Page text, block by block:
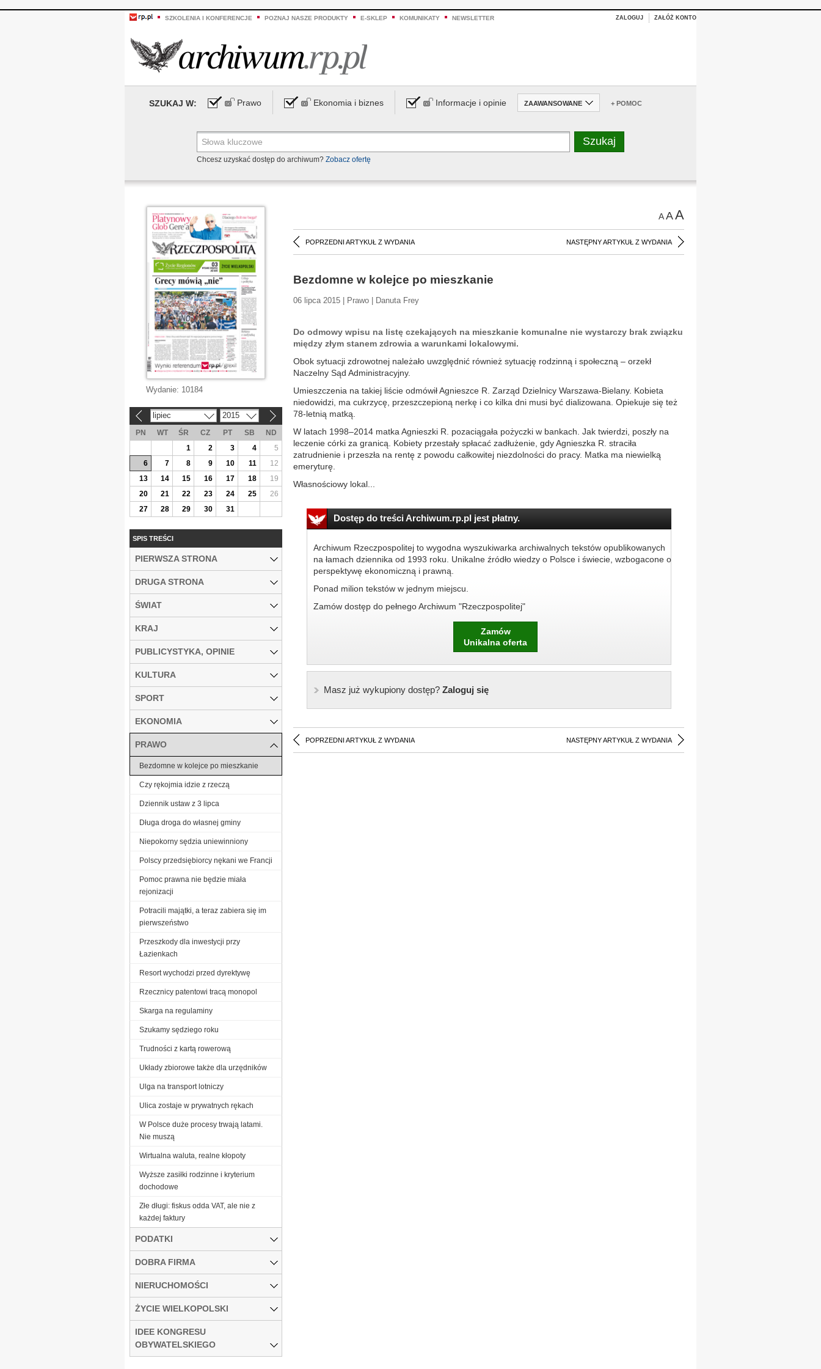
SZKOLENIA I KONFERENCJE POZNAJ NASZE PRODUKTY E-SKLEP KOMUNIKATY NEWSLETTER ZALOGUJ ZAŁÓŻ KONTO
SZUKAJ W: Prawo Ekonomia i biznes Informacje i opinie ZAAWANSOWANE + POMOC
Chcesz uzyskać dostęp do archiwum? Zobacz ofertę
AAA
POPRZEDNI ARTYKUŁ Z WYDANIA NASTĘPNY ARTYKUŁ Z WYDANIA
Bezdomne w kolejce po mieszkanie
06 lipca 2015 | Prawo | Danuta Frey
Do odmowy wpisu na listę czekających na mieszkanie komunalne nie wystarczy brak związku
między złym stanem zdrowia a warunkami lokalowymi.
Obok sytuacji zdrowotnej należało uwzględnić również sytuację rodzinną i społeczną – orzekł
Naczelny Sąd Administracyjny.
Umieszczenia na takiej liście odmówił Agnieszce R. Zarząd Dzielnicy Warszawa-Bielany. Kobieta
niedowidzi, ma cukrzycę, przeszczepioną nerkę i co kilka dni musi być dializowana. Opiekuje się też
78-letnią matką.
W latach 1998–2014 matka Agnieszki R. pozaciągała pożyczki w bankach. Jak twierdzi, poszły na
leczenie córki za granicą. Kobiety przestały spłacać zadłużenie, gdy Agnieszka R. straciła
zatrudnienie i przeszła na rentę z powodu całkowitej niezdolności do pracy. Matka ma niewielką
emeryturę.
Własnościowy lokal...
Dostęp do treści Archiwum.rp.pl jest płatny.
Archiwum Rzeczpospolitej to wygodna wyszukiwarka archiwalnych tekstów opublikowanych
na łamach dziennika od 1993 roku. Unikalne źródło wiedzy o Polsce i świecie, wzbogacone o
perspektywę ekonomiczną i prawną.
Ponad milion tekstów w jednym miejscu.
Zamów dostęp do pełnego Archiwum "Rzeczpospolitej"
Zamów
Unikalna oferta
Masz już wykupiony dostęp?Zaloguj się
POPRZEDNI ARTYKUŁ Z WYDANIA NASTĘPNY ARTYKUŁ Z WYDANIA
Wydanie: 10184
lipiec 2015
PN WT ŚR CZ PT SB
ND
1
2 3 4
5
6
7 8 9 10 11
12
13
14 15 16 17 18
19
20
21 22 23 24 25
26
27
28 29 30 31
SPIS TREŚCI
PIERWSZA STRONA
DRUGA STRONA
ŚWIAT
KRAJ
PUBLICYSTYKA, OPINIE
KULTURA
SPORT
EKONOMIA
PRAWO
Bezdomne w kolejce po mieszkanie
Czy rękojmia idzie z rzeczą
Dziennik ustaw z 3 lipca
Długa droga do własnej gminy
Niepokorny sędzia uniewinniony
Polscy przedsiębiorcy nękani we Francji
Pomoc prawna nie będzie miała
rejonizacji
Potracili majątki, a teraz zabiera się im
pierwszeństwo
Przeszkody dla inwestycji przy
Łazienkach
Resort wychodzi przed dyrektywę
Rzecznicy patentowi tracą monopol
Skarga na regulaminy
Szukamy sędziego roku
Trudności z kartą rowerową
Układy zbiorowe także dla urzędników
Ulga na transport lotniczy
Ulica zostaje w prywatnych rękach
W Polsce duże procesy trwają latami.
Nie muszą
Wirtualna waluta, realne kłopoty
Wyższe zasiłki rodzinne i kryterium
dochodowe
Złe długi: fiskus odda VAT, ale nie z
każdej faktury
PODATKI
DOBRA FIRMA
NIERUCHOMOŚCI
ŻYCIE WIELKOPOLSKI
IDEE KONGRESU
OBYWATELSKIEGO